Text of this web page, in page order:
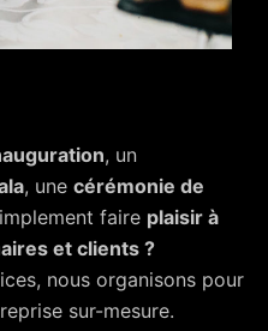
, un
, une cérémonie de
faire plaisir à
et clients ?
nous organisons pour
sur-mesure.